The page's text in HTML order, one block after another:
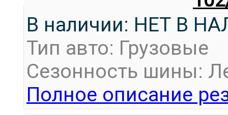
В наличии: НЕТ В
Тип авто: Грузовые
Сезонность шины:
Полное описание